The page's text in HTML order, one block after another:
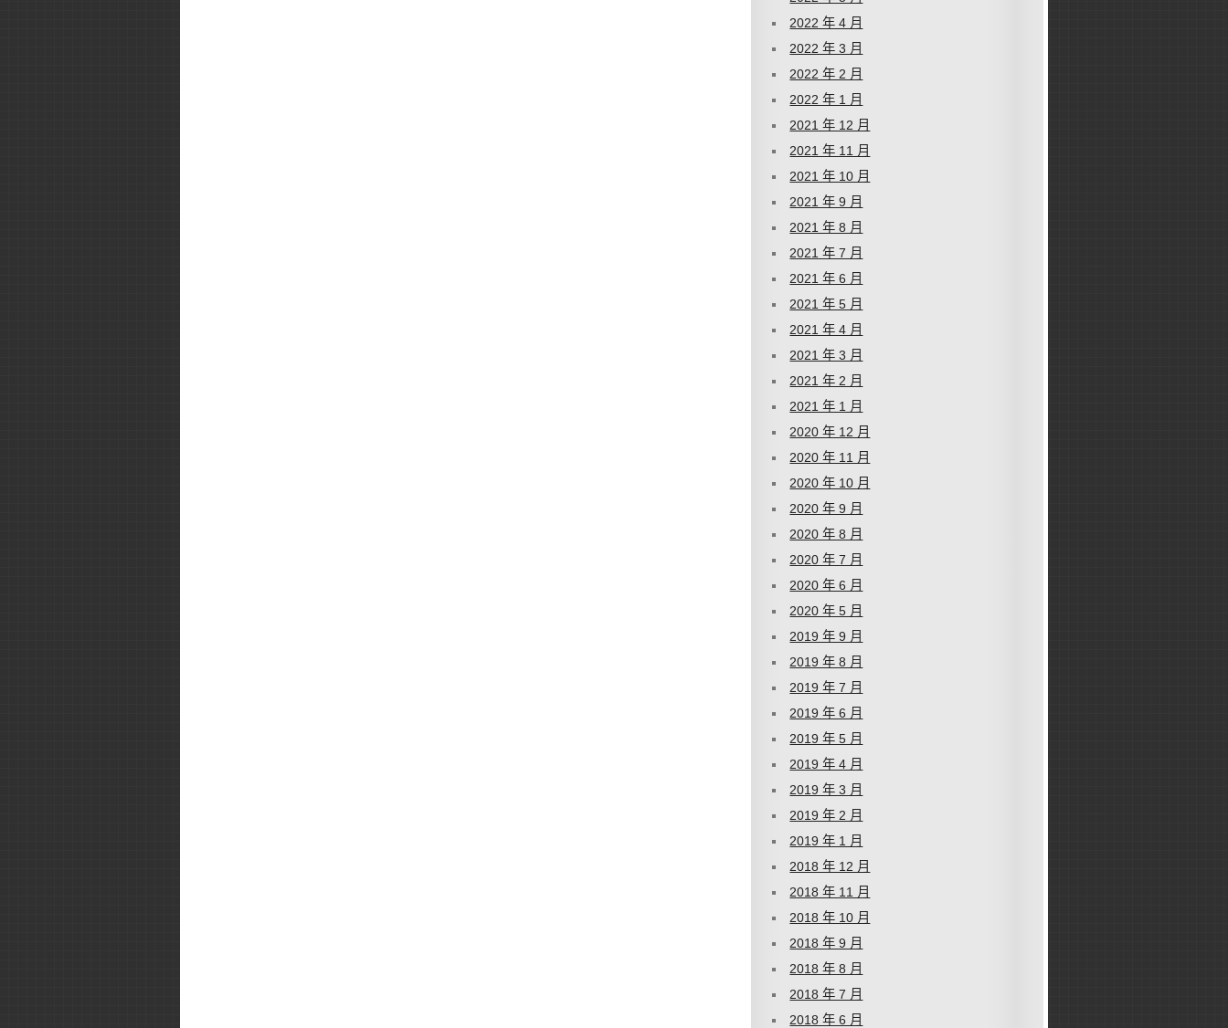
2022 年 4 月
2022 年 3 月
2022 年 2 月
2022 年 1 月
2021 年 12 月
2021 年 11 月
2021 年 10 月
2021 年 9 月
2021 年 8 月
2021 年 7 月
2021 年 6 月
2021 年 5 月
2021 年 4 月
2021 年 3 月
2021 年 2 月
2021 年 1 月
2020 年 12 月
2020 年 11 月
2020 年 10 月
2020 年 9 月
2020 年 8 月
2020 年 7 月
2020 年 6 月
2020 年 5 月
2019 年 9 月
2019 年 8 月
2019 年 7 月
2019 年 6 月
2019 年 5 月
2019 年 4 月
2019 年 3 月
2019 年 2 月
2019 年 1 月
2018 年 12 月
2018 年 11 月
2018 年 10 月
2018 年 9 月
2018 年 8 月
2018 年 7 月
2018 年 6 月